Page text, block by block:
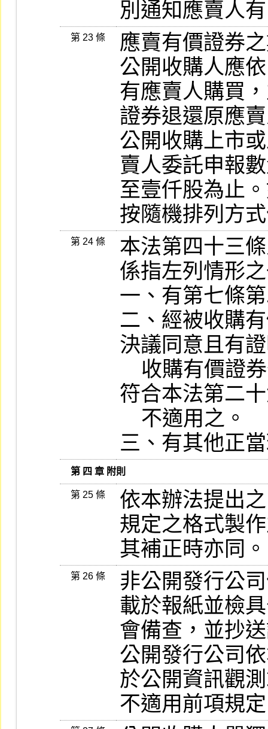
別通知應賣人
第 23 條
應賣有價證券
公開收購人應
有應賣人購買
證券退還原應
公開收購上市
賣人委託申報
至壹仟股為止
按隨機排列方
第 24 條
本法第四十三
係指左列情形
一、有第七條
二、經被收購
決議同意且有
符合本法第二
三、有其他正
   第 四 章 附則
第 25 條
依本辦法提出
規定之格式製
其補正時亦同。
第 26 條
非公開發行公
載於報紙並檢
會備查，並抄
公開發行公司
於公開資訊觀
不適用前項規